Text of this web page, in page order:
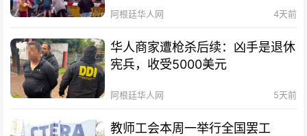
阿根廷华人网 4天前
华人商家遭枪杀后续：凶手是退休
宪兵，收受5000美元
阿根廷华人网 5天前
教师工会本周一举行全国罢工